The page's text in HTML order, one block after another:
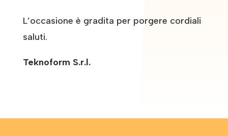
L’occasione è gradita per porgere cordiali
saluti.
Teknoform S.r.l.